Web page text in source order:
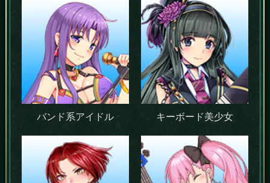
バンド系アイドル キーボード美少女